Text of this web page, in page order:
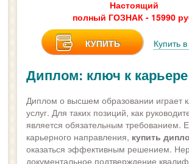
Настоящий
полный ГОЗНАК - 15990
КУПИТЬ Купить
Диплом: ключ к карьере
Диплом о высшем образовании играет
услуг. Для таких позиций, как
является обязательным
карьерного направления, купить
оказаться эффективным решением.
документальное подтверждение